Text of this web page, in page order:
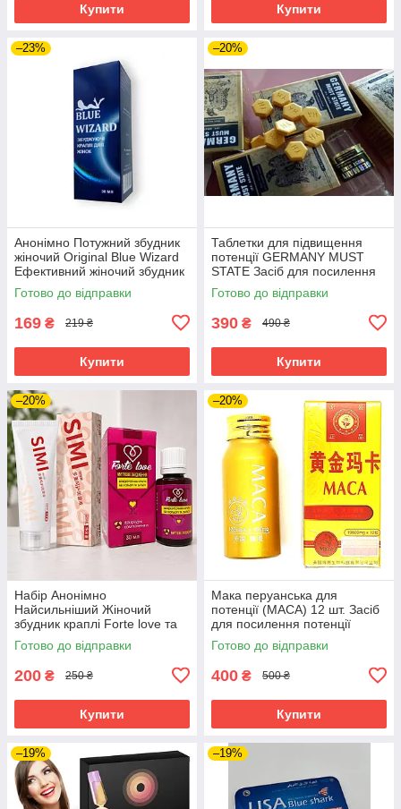
Купити Купити
–23%
Анонімно Потужний збудник
жіночий Original Blue Wizard
Ефективний жіночий збудник
краплі
Готово до відправки
169 ₴ 219 ₴
Купити
–20%
Таблетки для підвищення
потенції GERMANY MUST
STATE Засіб для посилення
Чоловічої потенції збудник
Готово до відправки
390 ₴ 490 ₴
Купити
–20%
Набір Анонімно
Найсильніший Жіночий
збудник краплі Forte love та
лубрикант SIMI 60ml
Готово до відправки
200 ₴ 250 ₴
Купити
–20%
Мака перуанська для
потенції (МАСА) 12 шт. Засіб
для посилення потенції
таблетки ОРИГІНАЛ
Готово до відправки
400 ₴ 500 ₴
Купити
–19% –19%